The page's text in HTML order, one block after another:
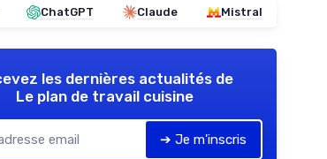
terrazzo pour moderniser rapidement
appliquer et à découper sur mesure
＋ Protège les surfaces contre les
rayures et salissures
＋ Nettoyage simple avec un chiffon
ChatGPT Claude Mistral
les dernières actualités de
Le plan de travail cuisine
➔ Je m'inscris